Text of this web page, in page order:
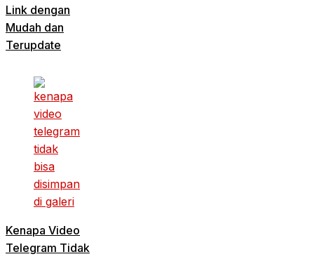
Link dengan
Mudah dan
Terupdate
Kenapa Video
Telegram Tidak